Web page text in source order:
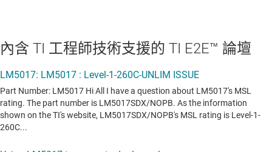
內含 TI 工程師技術支援的 TI E2E™ 論壇